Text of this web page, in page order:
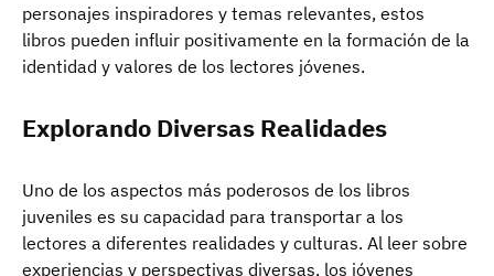
personajes inspiradores y temas relevantes, estos
libros pueden influir positivamente en la formación de la
identidad y valores de los lectores jóvenes.
Explorando Diversas Realidades
Uno de los aspectos más poderosos de los libros
juveniles es su capacidad para transportar a los
lectores a diferentes realidades y culturas. Al leer sobre
experiencias y perspectivas diversas, los jóvenes